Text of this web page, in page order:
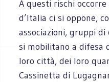
A questi rischi
d’Italia ci si oppone,
associazioni, gruppi
si mobilitano a difesa
loro città, dei loro
Cassinetta di